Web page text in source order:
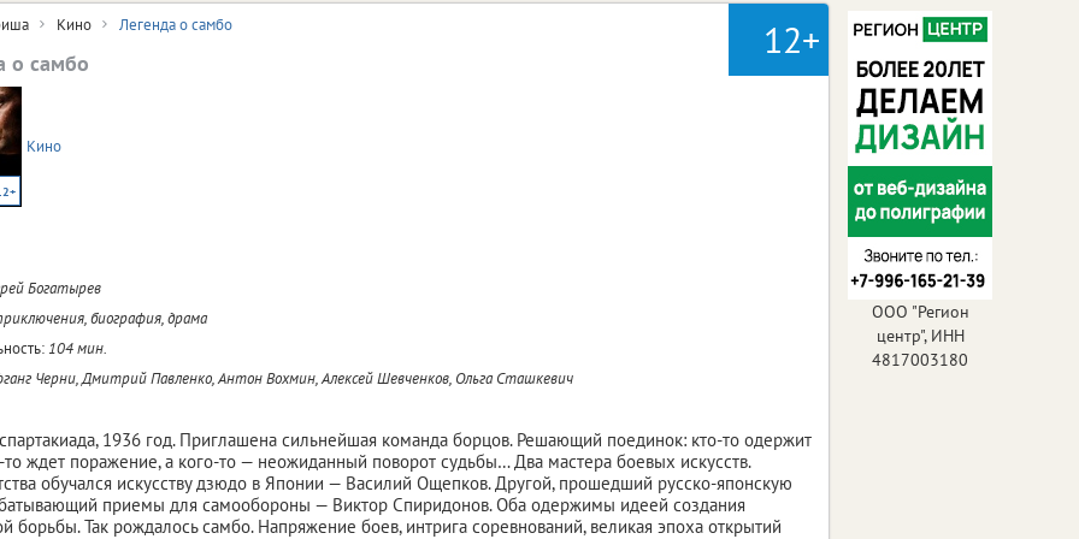
12+
Кино Легенда о самбо
о самбо
Кино
Богатырев
биография, драма
104 мин.
Черни, Дмитрий Павленко, Антон Вохмин, Алексей Шевченков, Ольга Сташкевич
1936 год. Приглашена сильнейшая команда борцов. Решающий поединок: кто-то одержит
то ждет поражение, а кого-то — неожиданный поворот судьбы… Два мастера боевых искусств.
обучался искусству дзюдо в Японии — Василий Ощепков. Другой, прошедший русско-японскую
приемы для самообороны — Виктор Спиридонов. Оба одержимы идеей создания
борьбы. Так рождалось самбо. Напряжение боев, интрига соревнований, великая эпоха открытий
ООО "Регион
центр", ИНН
4817003180